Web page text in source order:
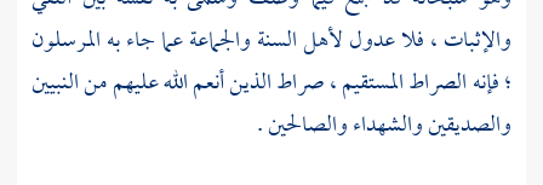
والإثبات ، فلا عدول لأهل السنة والجماعة عما جاء به المرسلون
؛ فإنه الصراط المستقيم ، صراط الذين أنعم الله عليهم من النبيين
والصديقين والشهداء والصالحين .